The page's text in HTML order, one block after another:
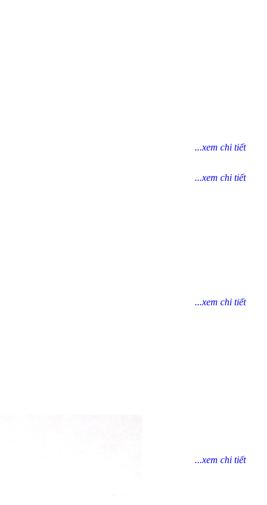
...xem chi tiết
...xem chi tiết
...xem chi tiết
...xem chi tiết